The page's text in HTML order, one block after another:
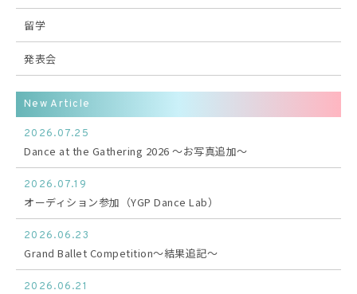
留学
発表会
New Article
2026.07.25
Dance at the Gathering 2026 〜お写真追加〜
2026.07.19
オーディション参加（YGP Dance Lab）
2026.06.23
Grand Ballet Competition〜結果追記〜
2026.06.21